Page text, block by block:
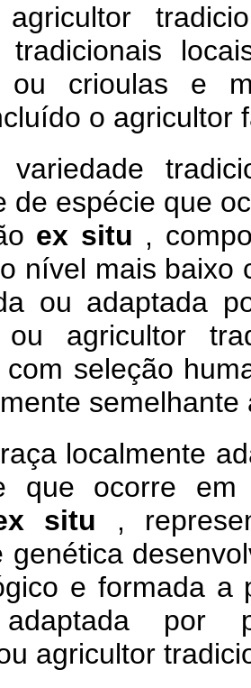
tradicionais
ou crioulas e
o agricultor
de espécie que
ex situ ,
nível mais baixo
ou adaptada
ou agricultor
com seleção
localmente
que ocorre
situ ,
genética
e formada a
por
agricultor